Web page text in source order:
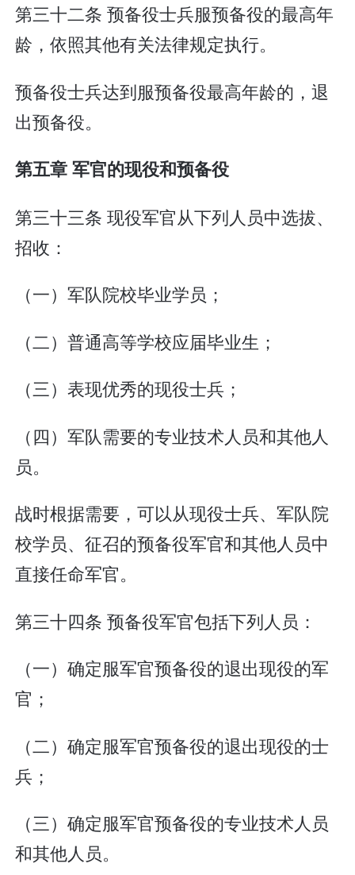
第三十二条 预备役士兵服预备役的最高年
龄，依照其他有关法律规定执行。
预备役士兵达到服预备役最高年龄的，退
出预备役。
第五章 军官的现役和预备役
第三十三条 现役军官从下列人员中选拔、
招收：
（一）军队院校毕业学员；
（二）普通高等学校应届毕业生；
（三）表现优秀的现役士兵；
（四）军队需要的专业技术人员和其他人
员。
战时根据需要，可以从现役士兵、军队院
校学员、征召的预备役军官和其他人员中
直接任命军官。
第三十四条 预备役军官包括下列人员：
（一）确定服军官预备役的退出现役的军
官；
（二）确定服军官预备役的退出现役的士
兵；
（三）确定服军官预备役的专业技术人员
和其他人员。